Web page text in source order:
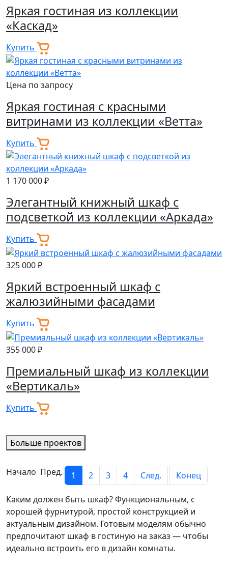
Яркая гостиная из коллекции
«Каскад»
Купить
Цена по запросу
Яркая гостиная с красными
витринами из коллекции «Ветта»
Купить
1 170 000 ₽
Элегантный книжный шкаф с
подсветкой из коллекции «Аркада»
Купить
325 000 ₽
Яркий встроенный шкаф с
жалюзийными фасадами
Купить
355 000 ₽
Премиальный шкаф из коллекции
«Вертикаль»
Купить
Больше проектов
Начало Пред. 1 2 3 4 След. Конец
Каким должен быть шкаф? Функциональным, с
хорошей фурнитурой, простой конструкцией и
актуальным дизайном. Готовым моделям обычно
предпочитают шкаф в гостиную на заказ — чтобы
идеально встроить его в дизайн комнаты.